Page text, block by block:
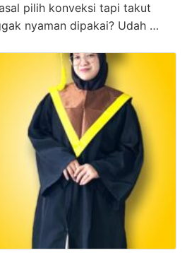
pilih konveksi tapi takut
nyaman dipakai? Udah …